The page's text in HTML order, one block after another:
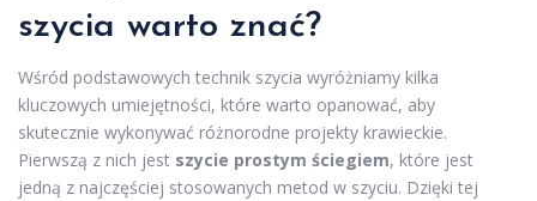
szycia warto znać?
Wśród podstawowych technik szycia wyróżniamy kilka
kluczowych umiejętności, które warto opanować, aby
skutecznie wykonywać różnorodne projekty krawieckie.
Pierwszą z nich jest szycie prostym ściegiem, które jest
jedną z najczęściej stosowanych metod w szyciu. Dzięki tej